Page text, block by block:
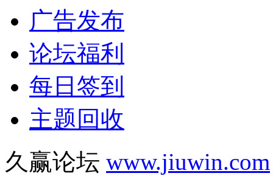
广告发布
论坛福利
每日签到
主题回收
久赢论坛 www.jiuwin.com